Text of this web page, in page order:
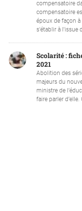
compensatoire
compensatoire
époux de façon
s'établir à l'issue
Scolarité :
2021
Abolition des
majeurs du
ministre de
faire parler